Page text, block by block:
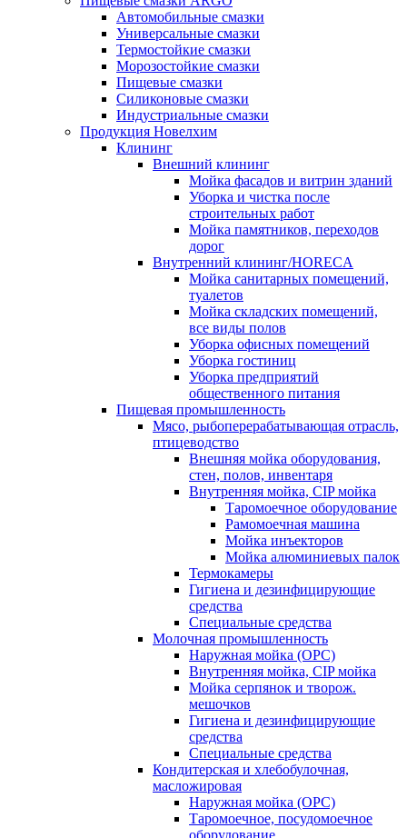
Автомобильные смазки
Универсальные смазки
Термостойкие смазки
Морозостойкие смазки
Пищевые смазки
Силиконовые смазки
Индустриальные смазки
Продукция Новелхим
Клининг
Внешний клининг
Мойка фасадов и витрин зданий
Уборка и чистка после
строительных работ
Мойка памятников, переходов
дорог
Внутренний клининг/HORECA
Мойка санитарных помещений,
туалетов
Мойка складских помещений,
все виды полов
Уборка офисных помещений
Уборка гостиниц
Уборка предприятий
общественного питания
Пищевая промышленность
Мясо, рыбоперерабатывающая отрасль,
птицеводство
Внешняя мойка оборудования,
стен, полов, инвентаря
Внутренняя мойка, CIP мойка
Таромоечное оборудование
Рамомоечная машина
Мойка инъекторов
Мойка алюминиевых палок
Термокамеры
Гигиена и дезинфицирующие
средства
Специальные средства
Молочная промышленность
Наружная мойка (ОРС)
Внутренняя мойка, CIP мойка
Мойка серпянок и творож.
мешочков
Гигиена и дезинфицирующие
средства
Специальные средства
Кондитерская и хлебобулочная,
масложировая
Наружная мойка (ОРС)
Таромоечное, посудомоечное
оборудование